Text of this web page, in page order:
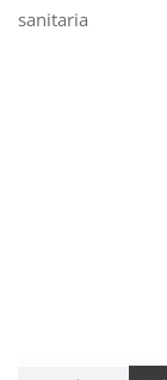
sanitaria